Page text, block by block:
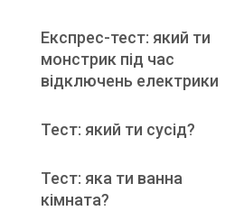
Експрес-тест: який ти
монстрик під час
відключень електрики
Тест: який ти сусід?
Тест: яка ти ванна
кімната?